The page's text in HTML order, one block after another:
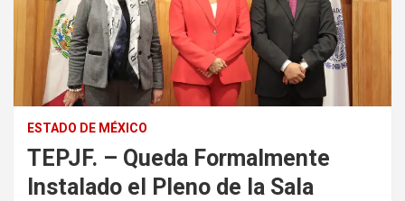
ESTADO DE MÉXICO
TEPJF. – Queda Formalmente
Instalado el Pleno de la Sala